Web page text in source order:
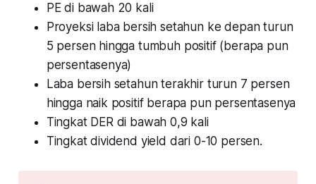
PE di bawah 20 kali
Proyeksi laba bersih setahun ke depan turun
5 persen hingga tumbuh positif (berapa pun
persentasenya)
Laba bersih setahun terakhir turun 7 persen
hingga naik positif berapa pun persentasenya
Tingkat DER di bawah 0,9 kali
Tingkat dividend yield dari 0-10 persen.